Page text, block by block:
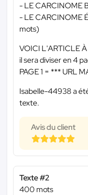
- LE CARCINOME
- LE CARCINOME
mots)
VOICI L'ARTICLE
il sera diviser en 4
PAGE 1 = *** URL
Isabelle-44938 a
texte.
Avis du client
Texte #2
400 mots